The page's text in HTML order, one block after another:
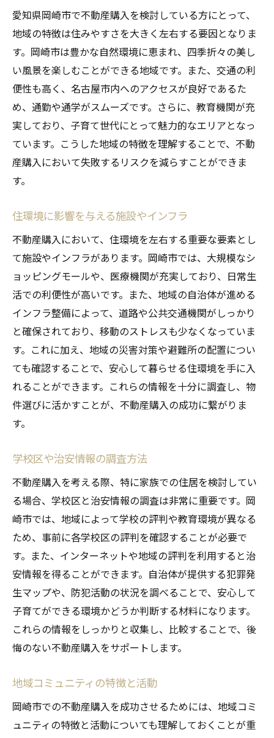
愛知県岡崎市で不動産購入を検討している方にとって、
地域の特徴は住みやすさを大きく左右する要因となりま
す。岡崎市は豊かな自然環境に恵まれ、四季折々の美し
い風景を楽しむことができる地域です。また、交通の利
便性も高く、名古屋市内へのアクセスが良好であるた
め、通勤や通学がスムーズです。さらに、教育機関が充
実しており、子育て世代にとって魅力的なエリアとなっ
ています。こうした地域の特徴を理解することで、不動
産購入において失敗するリスクを減らすことができま
す。
住環境に影響を与える施設やインフラ
不動産購入において、住環境を左右する重要な要素とし
て施設やインフラがあります。岡崎市では、大規模なシ
ョッピングモールや、医療機関が充実しており、日常生
活での利便性が高いです。また、地域の自治体が進める
インフラ整備によって、道路や公共交通機関がしっかり
と確保されており、移動のストレスも少なくなっていま
す。これに加え、地域の災害対策や避難所の配置につい
ても確認することで、安心して暮らせる住環境を手に入
れることができます。これらの情報を十分に調査し、物
件選びに活かすことが、不動産購入の成功に繋がりま
す。
学校区や治安情報の調査方法
不動産購入を考える際、特に家族での住居を検討してい
る場合、学校区と治安情報の調査は非常に重要です。岡
崎市では、地域によって学校の評判や教育環境が異なる
ため、事前に各学校区の評判を確認することが必要で
す。また、インターネットや地域の評判を利用すると治
安情報を得ることができます。自治体が提供する犯罪発
生マップや、防犯活動の状況を調べることで、安心して
子育てができる環境かどうか判断する材料になります。
これらの情報をしっかりと収集し、比較することで、後
悔のない不動産購入をサポートします。
地域コミュニティの特徴と活動
岡崎市での不動産購入を成功させるためには、地域コミ
ュニティの特徴と活動についても理解しておくことが重